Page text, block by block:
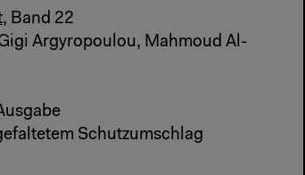
, Band 22
Argyropoulou, Mahmoud Al-
Schutzumschlag